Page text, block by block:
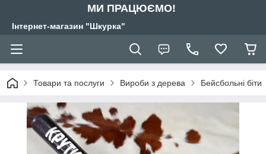
МИ ПРАЦЮЄМО!
Інтернет-магазин "Шкурка"
Товари та послуги Вироби з дерева Бейсбольні біти